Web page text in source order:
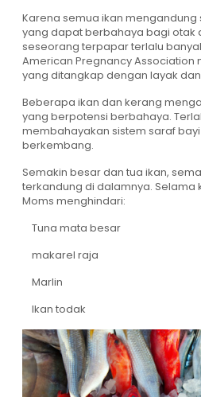
Karena semua ikan mengandung
yang dapat berbahaya bagi otak
seseorang terpapar terlalu
American Pregnancy Association
yang ditangkap dengan layak
Beberapa ikan dan kerang
yang berpotensi berbahaya.
membahayakan sistem saraf
berkembang.
Semakin besar dan tua ikan,
terkandung di dalamnya. Selama
Moms menghindari:
Tuna mata besar
makarel raja
Marlin
Ikan todak